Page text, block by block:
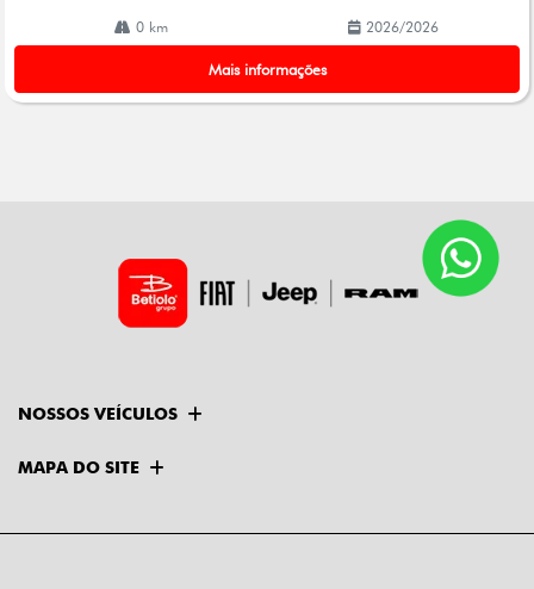
0 km 2026/2026
Mais informações
NOSSOS VEÍCULOS
MAPA DO SITE